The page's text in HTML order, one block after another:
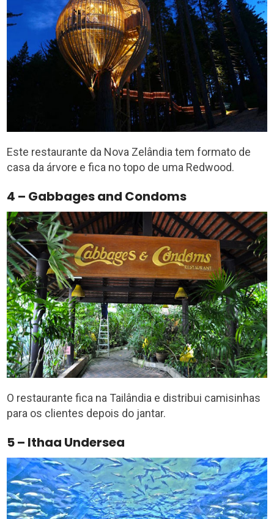
Este restaurante da Nova Zelândia tem formato de
casa da árvore e fica no topo de uma Redwood.
4 – Gabbages and Condoms
O restaurante fica na Tailândia e distribui camisinhas
para os clientes depois do jantar.
5 – Ithaa Undersea